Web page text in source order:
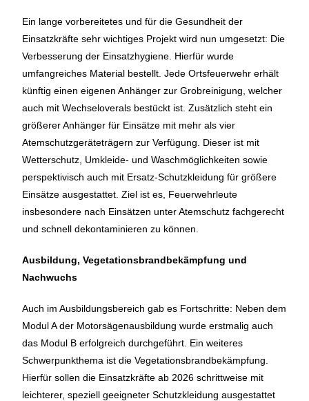
Ein lange vorbereitetes und für die Gesundheit der
Einsatzkräfte sehr wichtiges Projekt wird nun umgesetzt: Die
Verbesserung der Einsatzhygiene. Hierfür wurde
umfangreiches Material bestellt. Jede Ortsfeuerwehr erhält
künftig einen eigenen Anhänger zur Grobreinigung, welcher
auch mit Wechseloverals bestückt ist. Zusätzlich steht ein
größerer Anhänger für Einsätze mit mehr als vier
Atemschutzgeräteträgern zur Verfügung. Dieser ist mit
Wetterschutz, Umkleide- und Waschmöglichkeiten sowie
perspektivisch auch mit Ersatz-Schutzkleidung für größere
Einsätze ausgestattet. Ziel ist es, Feuerwehrleute
insbesondere nach Einsätzen unter Atemschutz fachgerecht
und schnell dekontaminieren zu können.
Ausbildung, Vegetationsbrandbekämpfung und
Nachwuchs
Auch im Ausbildungsbereich gab es Fortschritte: Neben dem
Modul A der Motorsägenausbildung wurde erstmalig auch
das Modul B erfolgreich durchgeführt. Ein weiteres
Schwerpunkthema ist die Vegetationsbrandbekämpfung.
Hierfür sollen die Einsatzkräfte ab 2026 schrittweise mit
leichterer, speziell geeigneter Schutzkleidung ausgestattet